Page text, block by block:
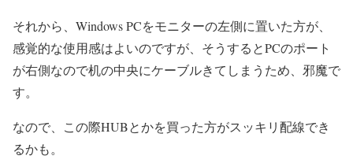
それから、Windows PCをモニターの左側に置いた方が、
感覚的な使用感はよいのですが、そうするとPCのポート
が右側なので机の中央にケーブルきてしまうため、邪魔で
す。
なので、この際HUBとかを買った方がスッキリ配線でき
るかも。